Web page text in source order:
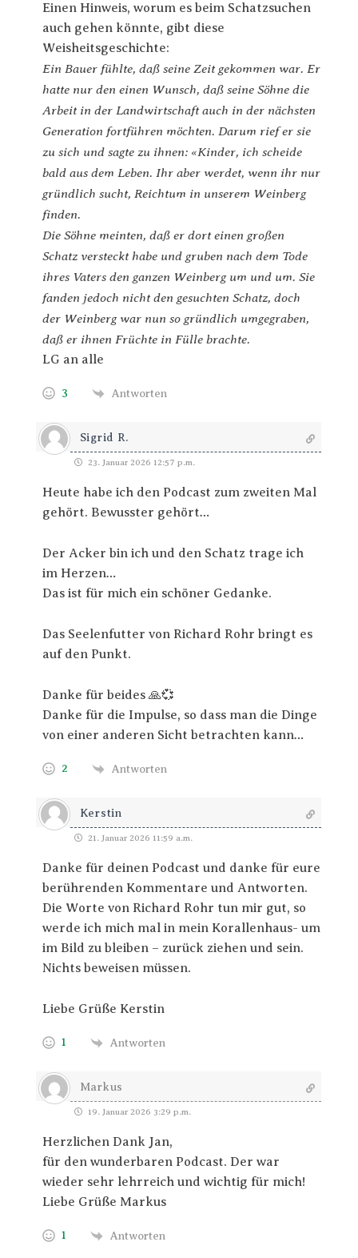
Einen Hinweis, worum es beim Schatzsuchen
auch gehen könnte, gibt diese
Weisheitsgeschichte:
Ein Bauer fühlte, daß seine Zeit gekommen war. Er
hatte nur den einen Wunsch, daß seine Söhne die
Arbeit in der Landwirtschaft auch in der nächsten
Generation fortführen möchten. Darum rief er sie
zu sich und sagte zu ihnen: «Kinder, ich scheide
bald aus dem Leben. Ihr aber werdet, wenn ihr nur
gründlich sucht, Reichtum in unserem Weinberg
finden.
Die Söhne meinten, daß er dort einen großen
Schatz versteckt habe und gruben nach dem Tode
ihres Vaters den ganzen Weinberg um und um. Sie
fanden jedoch nicht den gesuchten Schatz, doch
der Weinberg war nun so gründlich umgegraben,
daß er ihnen Früchte in Fülle brachte.
LG an alle
3 Antworten
Sigrid R.
23. Januar 2026 12:57 p.m.
Heute habe ich den Podcast zum zweiten Mal
gehört. Bewusster gehört…
Der Acker bin ich und den Schatz trage ich
im Herzen…
Das ist für mich ein schöner Gedanke.
Das Seelenfutter von Richard Rohr bringt es
auf den Punkt.
Danke für beides 🙏💞
Danke für die Impulse, so dass man die Dinge
von einer anderen Sicht betrachten kann…
2 Antworten
Kerstin
21. Januar 2026 11:59 a.m.
Danke für deinen Podcast und danke für eure
berührenden Kommentare und Antworten.
Die Worte von Richard Rohr tun mir gut, so
werde ich mich mal in mein Korallenhaus- um
im Bild zu bleiben – zurück ziehen und sein.
Nichts beweisen müssen.
Liebe Grüße Kerstin
1 Antworten
Markus
19. Januar 2026 3:29 p.m.
Herzlichen Dank Jan,
für den wunderbaren Podcast. Der war
wieder sehr lehrreich und wichtig für mich!
Liebe Grüße Markus
1 Antworten